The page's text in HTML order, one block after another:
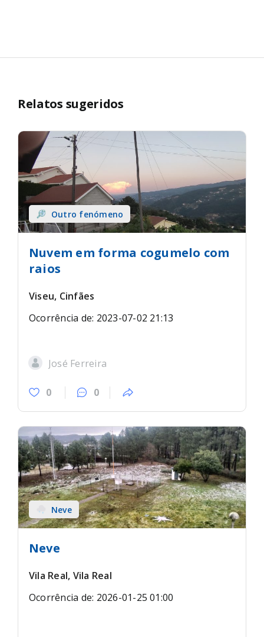
Relatos sugeridos
Outro fenómeno
Nuvem em forma cogumelo com
raios
Viseu, Cinfães
Ocorrência de: 2023-07-02 21:13
José Ferreira
0 0
Neve
Neve
Vila Real, Vila Real
Ocorrência de: 2026-01-25 01:00